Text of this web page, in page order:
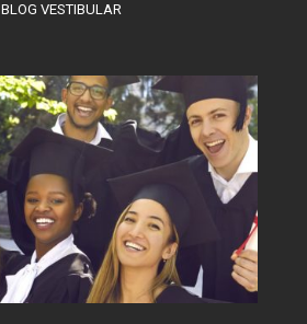
BLOG VESTIBULAR